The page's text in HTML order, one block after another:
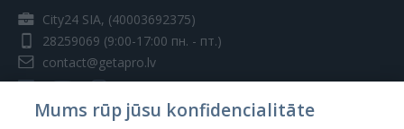
City24 SIA, (40003692375)
28259069 (9:00-17:00 пн. - пт.)
contact@getapro.lv
Mums rūp jūsu konfidencialitāte